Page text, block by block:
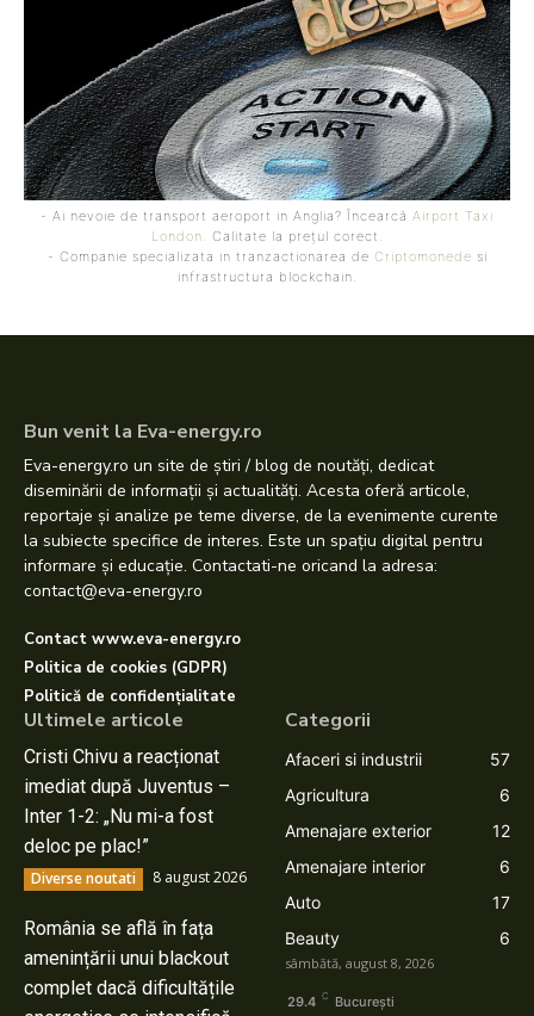
- Ai nevoie de transport aeroport in Anglia? Încearcă Airport Taxi
London . Calitate la prețul corect.
- Companie specializata in tranzactionarea de Criptomonede si
infrastructura blockchain.
Bun venit la Eva-energy.ro
Eva-energy.ro un site de știri / blog de noutăți, dedicat
diseminării de informații și actualități. Acesta oferă articole,
reportaje și analize pe teme diverse, de la evenimente curente
la subiecte specifice de interes. Este un spațiu digital pentru
informare și educație. Contactati-ne oricand la adresa:
contact@eva-energy.ro
Contact www.eva-energy.ro
Politica de cookies (GDPR)
Politică de confidențialitate
Ultimele articole
Cristi Chivu a reacționat
imediat după Juventus –
Inter 1-2: „Nu mi-a fost
deloc pe plac!”
Diverse noutati 8 august 2026
România se află în fața
amenințării unui blackout
complet dacă dificultățile
Categorii
Afaceri si industrii
57
Agricultura
6
Amenajare exterior
12
Amenajare interior
6
Auto
17
Beauty
6
sâmbătă, august 8, 2026
29.4 C București